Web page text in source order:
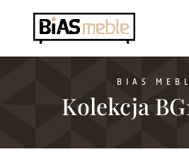
BIAS
Kolekcja